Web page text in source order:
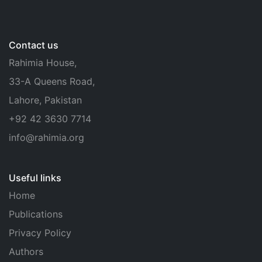
Contact us
Rahimia House,
33-A Queens Road,
Lahore, Pakistan
+92 42 3630 7714
info@rahimia.org
Useful links
Home
Publications
Privacy Policy
Authors